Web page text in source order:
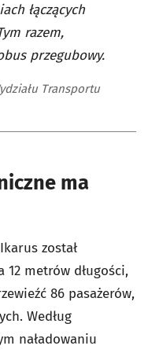
łączących
razem,
przegubowy.
Transportu
ma
został
12 metrów długości,
86 pasażerów,
Według
naładowaniu